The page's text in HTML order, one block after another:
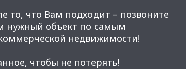
то, что Вам подходит – позвоните
нужный объект по самым
недвижимости!
чтобы не потерять!